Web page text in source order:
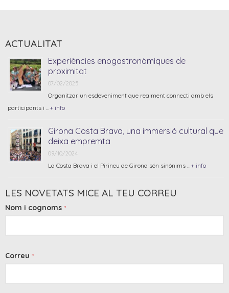
ACTUALITAT
Experiències enogastronòmiques de
proximitat
07/02/2025
Organitzar un esdeveniment que realment connecti amb els
participants i …+ info
Girona Costa Brava, una immersió cultural que
deixa empremta
09/10/2024
La Costa Brava i el Pirineu de Girona són sinònims …+ info
LES NOVETATS MICE AL TEU CORREU
Nom i cognoms *
Correu *